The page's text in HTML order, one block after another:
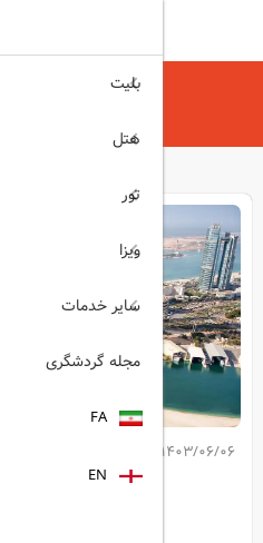
هیلداسیر
1403/06/06
بلیت
هتل
تور
ویزا
سایر خدمات
مجله گردشگری
FA
EN